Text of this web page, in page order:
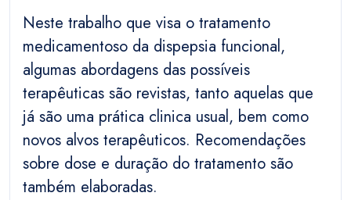
Neste trabalho que visa o tratamento
medicamentoso da dispepsia funcional,
algumas abordagens das possíveis
terapêuticas são revistas, tanto aquelas que
já são uma prática clinica usual, bem como
novos alvos terapêuticos. Recomendações
sobre dose e duração do tratamento são
também elaboradas.